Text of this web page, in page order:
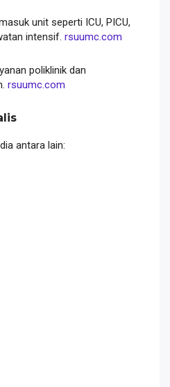
unit seperti ICU, PICU,
intensif. rsuumc.com
poliklinik dan
rsuumc.com
antara lain: